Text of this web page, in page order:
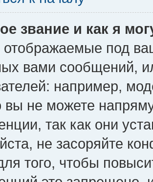
звание и как я
отображаемые под
вами сообщений,
например,
не можете
так как они
не засоряйте
того, чтобы